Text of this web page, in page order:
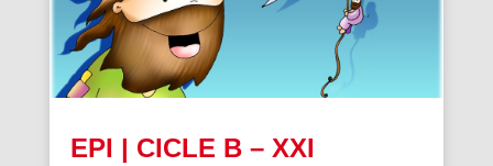
EPI | CICLE B – XXI